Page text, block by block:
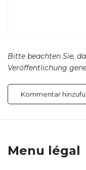
Bitte beachten Sie,
Veröffentlichung
Menu légal